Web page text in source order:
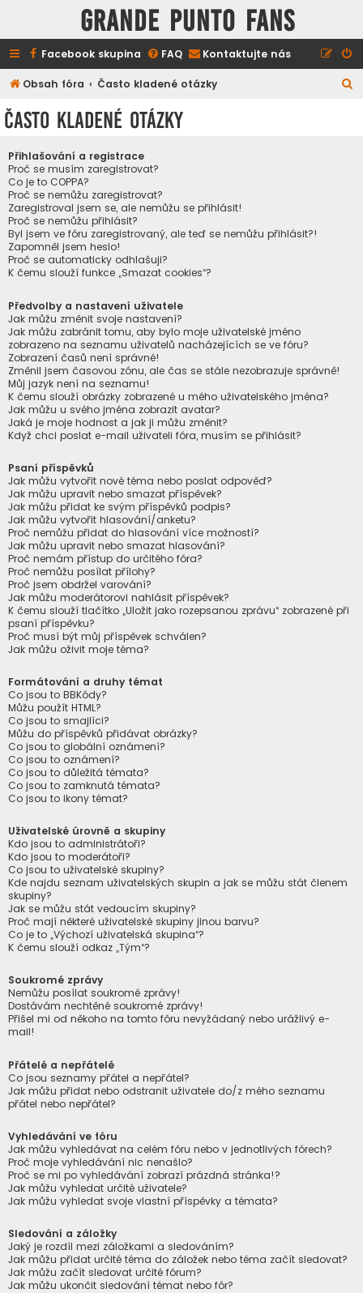
GRANDE PUNTO FANS
Facebook skupina FAQ Kontaktujte nás
Obsah fóra Často kladené otázky
Často kladené otázky
Přihlašování a registrace
Proč se musím zaregistrovat?
Co je to COPPA?
Proč se nemůžu zaregistrovat?
Zaregistroval jsem se, ale nemůžu se přihlásit!
Proč se nemůžu přihlásit?
Byl jsem ve fóru zaregistrovaný, ale teď se nemůžu přihlásit?!
Zapomněl jsem heslo!
Proč se automaticky odhlašuji?
K čemu slouží funkce „Smazat cookies“?
Předvolby a nastavení uživatele
Jak můžu změnit svoje nastavení?
Jak můžu zabránit tomu, aby bylo moje uživatelské jméno
zobrazeno na seznamu uživatelů nacházejících se ve fóru?
Zobrazení časů není správné!
Změnil jsem časovou zónu, ale čas se stále nezobrazuje správně!
Můj jazyk není na seznamu!
K čemu slouží obrázky zobrazené u mého uživatelského jména?
Jak můžu u svého jména zobrazit avatar?
Jaká je moje hodnost a jak ji můžu změnit?
Když chci poslat e-mail uživateli fóra, musím se přihlásit?
Psaní příspěvků
Jak můžu vytvořit nové téma nebo poslat odpověď?
Jak můžu upravit nebo smazat příspěvek?
Jak můžu přidat ke svým příspěvků podpis?
Jak můžu vytvořit hlasování/anketu?
Proč nemůžu přidat do hlasování více možností?
Jak můžu upravit nebo smazat hlasování?
Proč nemám přístup do určitého fóra?
Proč nemůžu posílat přílohy?
Proč jsem obdržel varování?
Jak můžu moderátorovi nahlásit příspěvek?
K čemu slouží tlačítko „Uložit jako rozepsanou zprávu“ zobrazené při
psaní příspěvku?
Proč musí být můj příspěvek schválen?
Jak můžu oživit moje téma?
Formátování a druhy témat
Co jsou to BBKódy?
Můžu použít HTML?
Co jsou to smajlíci?
Můžu do příspěvků přidávat obrázky?
Co jsou to globální oznámení?
Co jsou to oznámení?
Co jsou to důležitá témata?
Co jsou to zamknutá témata?
Co jsou to ikony témat?
Uživatelské úrovně a skupiny
Kdo jsou to administrátoři?
Kdo jsou to moderátoři?
Co jsou to uživatelské skupiny?
Kde najdu seznam uživatelských skupin a jak se můžu stát členem
skupiny?
Jak se můžu stát vedoucím skupiny?
Proč mají některé uživatelské skupiny jinou barvu?
Co je to „Výchozí uživatelská skupina“?
K čemu slouží odkaz „Tým“?
Soukromé zprávy
Nemůžu posílat soukromé zprávy!
Dostávám nechtěné soukromé zprávy!
Přišel mi od někoho na tomto fóru nevyžádaný nebo urážlivý e-
mail!
Přátelé a nepřátelé
Co jsou seznamy přátel a nepřátel?
Jak můžu přidat nebo odstranit uživatele do/z mého seznamu
přátel nebo nepřátel?
Vyhledávání ve fóru
Jak můžu vyhledávat na celém fóru nebo v jednotlivých fórech?
Proč moje vyhledávání nic nenašlo?
Proč se mi po vyhledávání zobrazí prázdná stránka!?
Jak můžu vyhledat určité uživatele?
Jak můžu vyhledat svoje vlastní příspěvky a témata?
Sledování a záložky
Jaký je rozdíl mezi záložkami a sledováním?
Jak můžu přidat určité téma do záložek nebo téma začít sledovat?
Jak můžu začít sledovat určité fórum?
Jak můžu ukončit sledování témat nebo fór?